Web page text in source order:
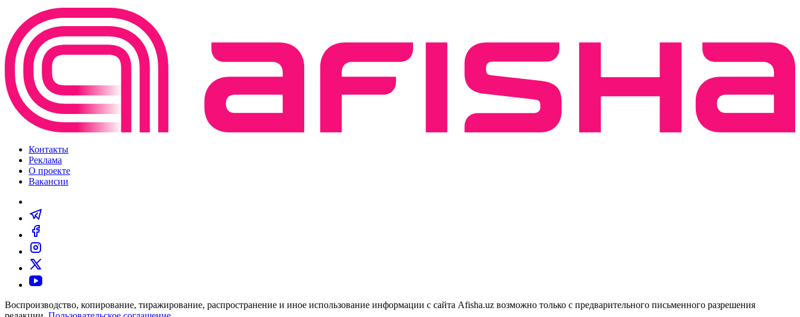
Контакты
Реклама
О проекте
Вакансии
Воспроизводство, копирование, тиражирование, распространение и иное использование информации с сайта Afisha.uz возможно только с предварительного письменного разрешения